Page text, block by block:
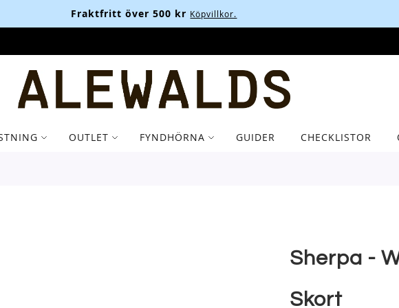
Fraktfritt över 500 kr Köpvillkor.
OUTLET FYNDHÖRNA GUIDER CHECKLISTOR
Sherpa -
Skort